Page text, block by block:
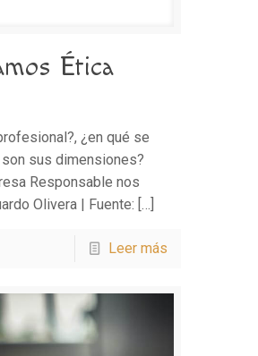
Ética
¿en qué se
sus dimensiones?
Responsable nos
Olivera | Fuente: […]
Leer más